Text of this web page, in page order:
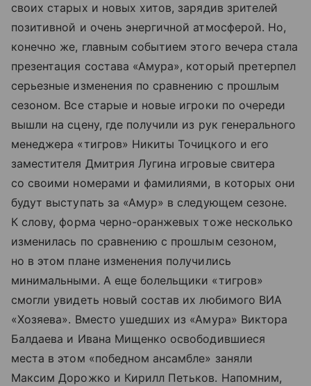
своих старых и новых хитов, зарядив зрителей
позитивной и очень энергичной атмосферой. Но,
конечно же, главным событием этого вечера стала
презентация состава «Амура», который претерпел
серьезные изменения по сравнению с прошлым
сезоном. Все старые и новые игроки по очереди
вышли на сцену, где получили из рук генерального
менеджера «тигров» Никиты Точицкого и его
заместителя Дмитрия Лугина игровые свитера
со своими номерами и фамилиями, в которых они
будут выступать за «Амур» в следующем сезоне.
К слову, форма черно-оранжевых тоже несколько
изменилась по сравнению с прошлым сезоном,
но в этом плане изменения получились
минимальными. А еще болельщики «тигров»
смогли увидеть новый состав их любимого ВИА
«Хозяева». Вместо ушедших из «Амура» Виктора
Балдаева и Ивана Мищенко освободившиеся
места в этом «победном ансамбле» заняли
Максим Дорожко и Кирилл Петьков. Напомним,